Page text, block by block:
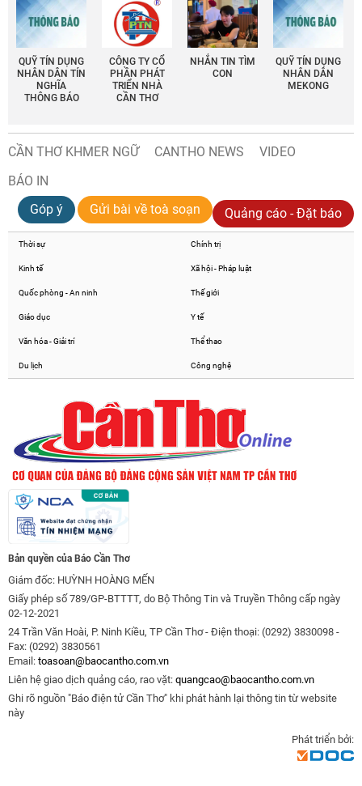
QUỸ TÍN DỤNG
NHÂN DÂN TÍN
NGHĨA
THÔNG BÁO
CÔNG TY CỔ
PHẦN PHÁT
TRIỂN NHÀ
CẦN THƠ
NHẮN TIN TÌM
CON
QUỸ TÍN DỤNG
NHÂN DÂN
MEKONG
CẦN THƠ KHMER NGỮ CANTHO NEWS
VIDEO
BÁO IN
Góp ý
Gửi bài về toà soạn Quảng cáo - Đặt báo
Thời sự Chính trị
Kinh tế Xã hội - Pháp luật
Quốc phòng - An ninh Thế giới
Giáo dục Y tế
Văn hóa - Giải trí Thể thao
Du lịch Công nghệ
Bản quyền của Báo Cần Thơ
Giám đốc: HUỲNH HOÀNG MẾN
Giấy phép số 789/GP-BTTTT, do Bộ Thông Tin và Truyền Thông cấp ngày
02-12-2021
24 Trần Văn Hoài, P. Ninh Kiều, TP Cần Thơ - Điện thoại: (0292) 3830098 -
Fax: (0292) 3830561
Email: toasoan@baocantho.com.vn
Liên hệ giao dịch quảng cáo, rao vặt: quangcao@baocantho.com.vn
Ghi rõ nguồn "Báo điện tử Cần Thơ" khi phát hành lại thông tin từ website
này
Phát triển bởi: